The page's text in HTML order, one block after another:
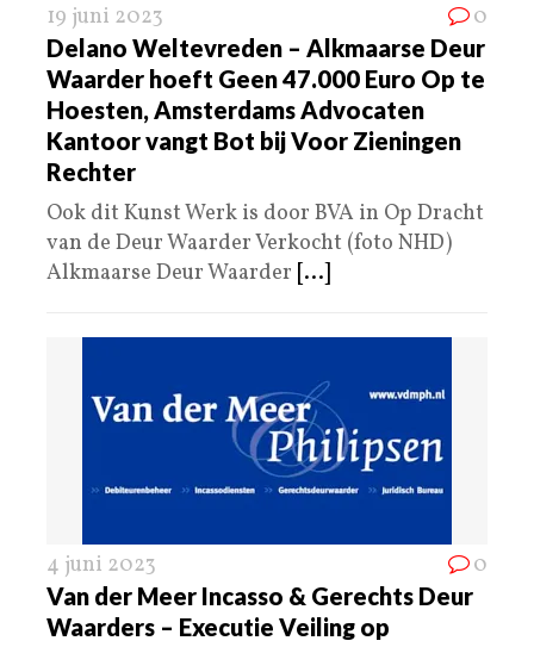
19 juni 2023 0
Delano Weltevreden – Alkmaarse Deur
Waarder hoeft Geen 47.000 Euro Op te
Hoesten, Amsterdams Advocaten
Kantoor vangt Bot bij Voor Zieningen
Rechter
Ook dit Kunst Werk is door BVA in Op Dracht
van de Deur Waarder Verkocht (foto NHD)
Alkmaarse Deur Waarder [...]
4 juni 2023 0
Van der Meer Incasso & Gerechts Deur
Waarders – Executie Veiling op